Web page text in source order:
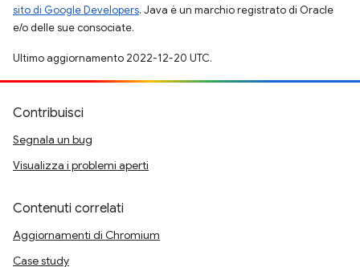
sito di Google Developers. Java è un marchio registrato di Oracle
e/o delle sue consociate.
Ultimo aggiornamento 2022-12-20 UTC.
Contribuisci
Segnala un bug
Visualizza i problemi aperti
Contenuti correlati
Aggiornamenti di Chromium
Case study